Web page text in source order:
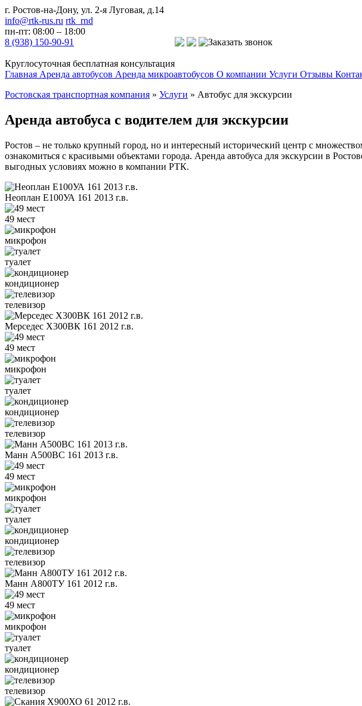
г. Ростов-на-Дону, ул. 2-я Луговая, д.14
info@rtk-rus.ru rtk_rnd
пн-пт: 08:00 – 18:00
8 (938) 150-90-91
Круглосуточная бесплатная консультация
Заказать звонок
Главная Аренда автобусов Аренда микроавтобусов О компании Услуги Отзывы
Ростовская транспортная компания » Услуги » Автобус для экскурсии
Аренда автобуса с водителем для экскурсии
Ростов – не только крупный город, но и интересный исторический центр с
ознакомиться с красивыми объектами города. Аренда автобуса для экскурсии в
выгодных условиях можно в компании РТК.
Неоплан E100УА 161 2013 г.в.
49 мест
микрофон
туалет
кондиционер
телевизор
Мерседес Х300ВК 161 2012 г.в.
49 мест
микрофон
туалет
кондиционер
телевизор
Манн А500ВС 161 2013 г.в.
49 мест
микрофон
туалет
кондиционер
телевизор
Манн А800ТУ 161 2012 г.в.
49 мест
микрофон
туалет
кондиционер
телевизор